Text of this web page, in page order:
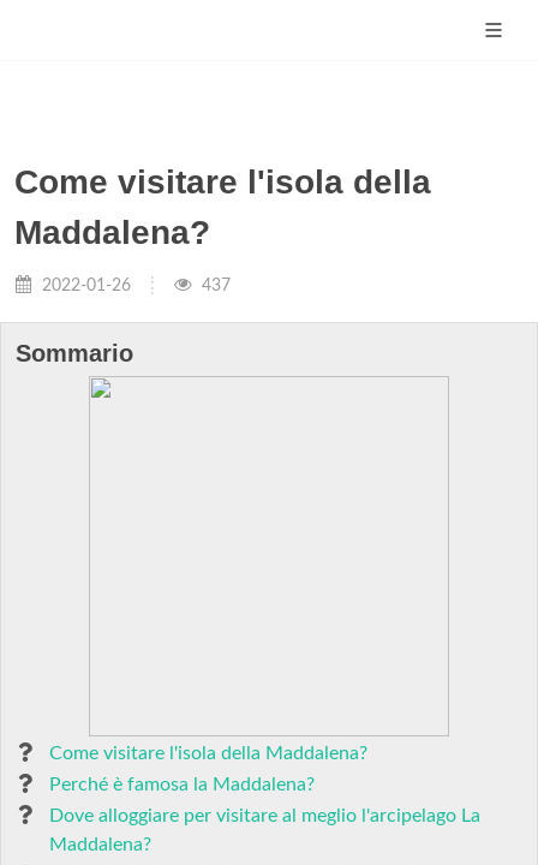
Come visitare l'isola della
Maddalena?
2022-01-26 437
Sommario
Come visitare l'isola della Maddalena?
Perché è famosa la Maddalena?
Dove alloggiare per visitare al meglio l'arcipelago La
Maddalena?